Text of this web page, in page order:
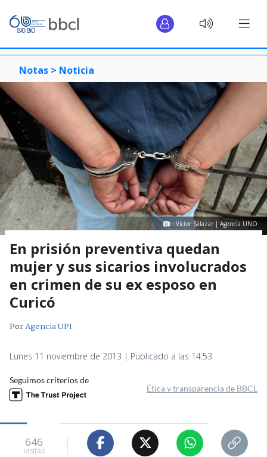
Notas > Noticia
Víctor Salazar | Agencia UNO
En prisión preventiva quedan
mujer y sus sicarios involucrados
en crimen de su ex esposo en
Curicó
PorAgencia UPI
Lunes 11 noviembre de 2013 | Publicado a las 14:53
Seguimos criterios de
Ética y transparencia de BBCL
646
visitas